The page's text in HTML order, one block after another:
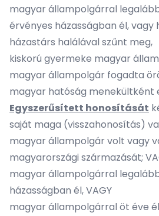
magyar állampolgárral
érvényes házasságban él, vagy
házastárs halálával szűnt meg,
kiskorú gyermeke magyar
magyar állampolgár fogadta
magyar hatóság menekültként
Egyszerűsített honosítását
saját maga (visszahonosítás)
magyar állampolgár volt vagy
magyarországi származását;
magyar állampolgárral
házasságban él, VAGY
magyar állampolgárral öt éve